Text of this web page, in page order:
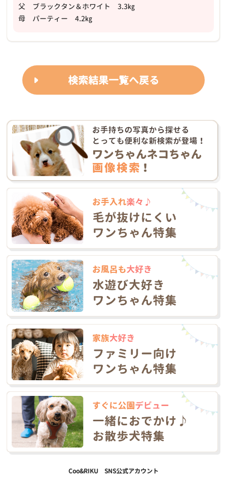
父 ブラックタン＆ホワイト 3.3㎏
母 パーティー 4.2㎏
検索結果一覧へ戻る
Coo&RIKU SNS公式アカウント